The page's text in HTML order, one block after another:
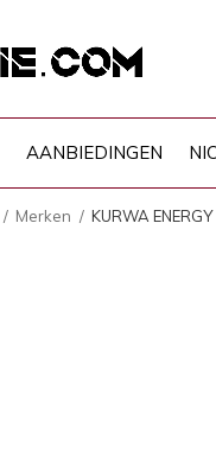
AANBIEDINGEN
Merken KURWA ENERGY